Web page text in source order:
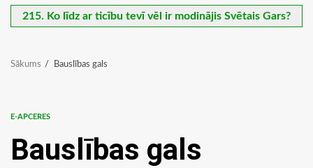
215. Ko līdz ar ticību tevī vēl ir modinājis Svētais Gars?
Sākums Bauslības gals
E-APCERES
Bauslības gals